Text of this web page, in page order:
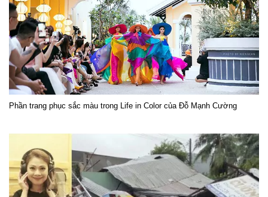
Phần trang phục sắc màu trong Life in Color của Đỗ Mạnh Cường